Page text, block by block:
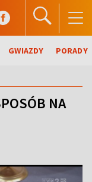
GWIAZDY PORADY
NA